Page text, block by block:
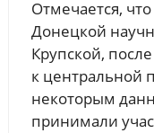
Отмечается,
Донецкой
Крупской,
к
некоторым
принимали